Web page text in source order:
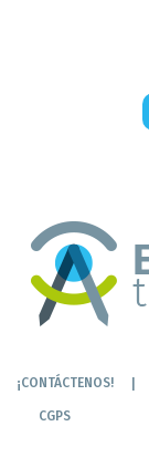
¡CONTÁCTENOS!
CGPS